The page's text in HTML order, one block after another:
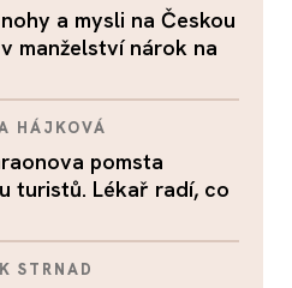
a mysli na Českou
manželství nárok na
HÁJKOVÁ
pomsta
turistů. Lékař radí, co
STRNAD